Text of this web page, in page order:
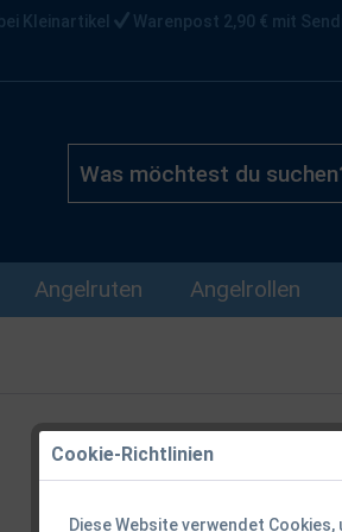
Kleinartikel Warenpost 2,90 € mit
Angelruten Angelrollen
Cookie-Richtlinien
Diese Website verwendet